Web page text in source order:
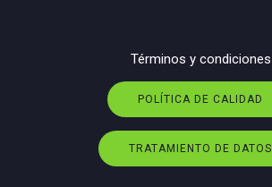
Términos y condiciones
POLÍTICA DE CALIDAD
TRATAMIENTO DE DATOS